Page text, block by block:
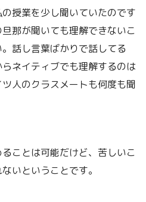
授業を少し聞いていたのです
那が聞いても理解できないこ
話し言葉ばかりで話してる
ネイティブでも理解するのは
人のクラスメートも何度も聞
ことは可能だけど、苦しいこ
いということです。